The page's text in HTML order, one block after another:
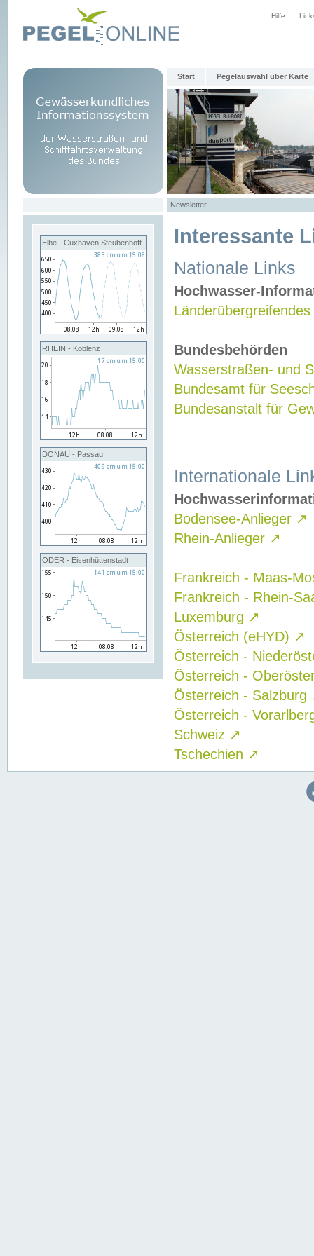
Hilfe
Start Pegelauswahl über Karte
Newsletter
Elbe - Cuxhaven Steubenhöft
RHEIN - Koblenz
DONAU - Passau
ODER - Eisenhüttenstadt
Interessante
Nationale Links
Hochwasser-
Bundesbehörden
Wasserstraßen- und
Bundesamt für
Bundesanstalt für
Internationale
Bodensee-Anlieger ↗
Rhein-Anlieger ↗
Frankreich - Maas-
Frankreich - Rhein-
Luxemburg ↗
Österreich (eHYD) ↗
Österreich -
Österreich -
Österreich - Salzburg
Österreich -
Schweiz ↗
Tschechien ↗